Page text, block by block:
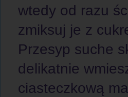
wtedy od razu
zmiksuj je z
Przesyp suche
delikatnie
ciasteczkową